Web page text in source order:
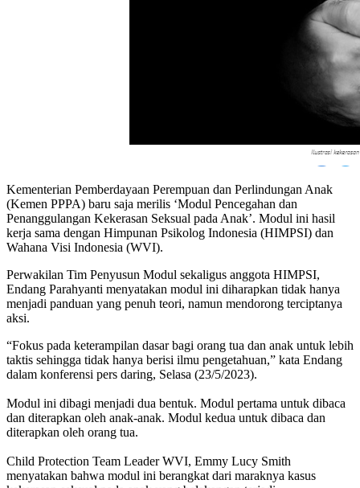
Kementerian Pemberdayaan Perempuan dan Perlindungan Anak
(Kemen PPPA) baru saja merilis ‘Modul Pencegahan dan
Penanggulangan Kekerasan Seksual pada Anak’. Modul ini hasil
kerja sama dengan Himpunan Psikolog Indonesia (HIMPSI) dan
Wahana Visi Indonesia (WVI).
Perwakilan Tim Penyusun Modul sekaligus anggota HIMPSI,
Endang Parahyanti menyatakan modul ini diharapkan tidak hanya
menjadi panduan yang penuh teori, namun mendorong terciptanya
aksi.
“Fokus pada keterampilan dasar bagi orang tua dan anak untuk lebih
taktis sehingga tidak hanya berisi ilmu pengetahuan,” kata Endang
dalam konferensi pers daring, Selasa (23/5/2023).
Modul ini dibagi menjadi dua bentuk. Modul pertama untuk dibaca
dan diterapkan oleh anak-anak. Modul kedua untuk dibaca dan
diterapkan oleh orang tua.
Child Protection Team Leader WVI, Emmy Lucy Smith
menyatakan bahwa modul ini berangkat dari maraknya kasus